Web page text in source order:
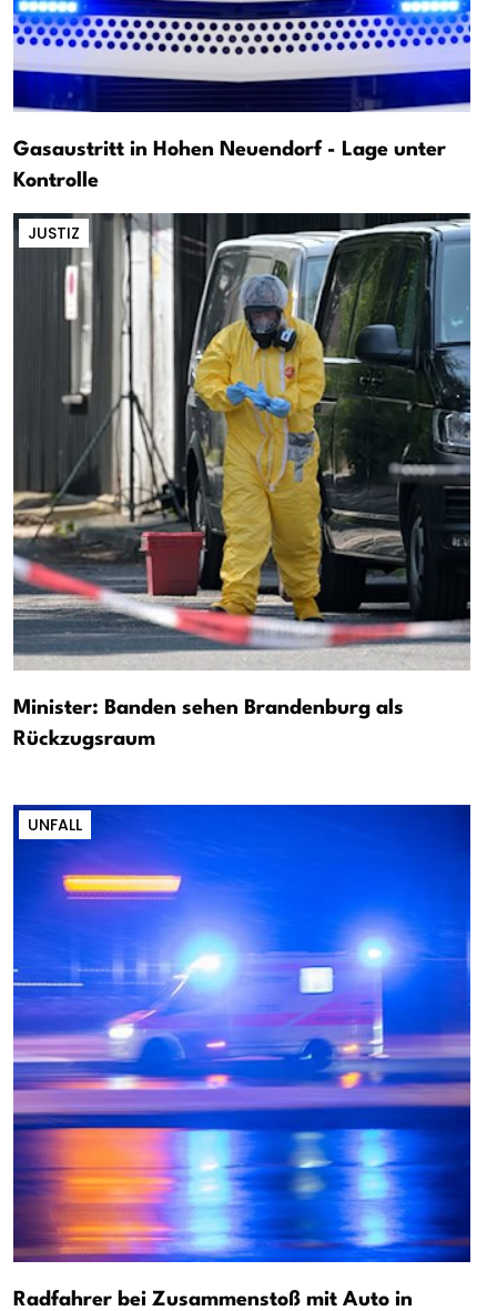
Gasaustritt in Hohen Neuendorf - Lage unter
Kontrolle
JUSTIZ
Minister: Banden sehen Brandenburg als
Rückzugsraum
UNFALL
Radfahrer bei Zusammenstoß mit Auto in